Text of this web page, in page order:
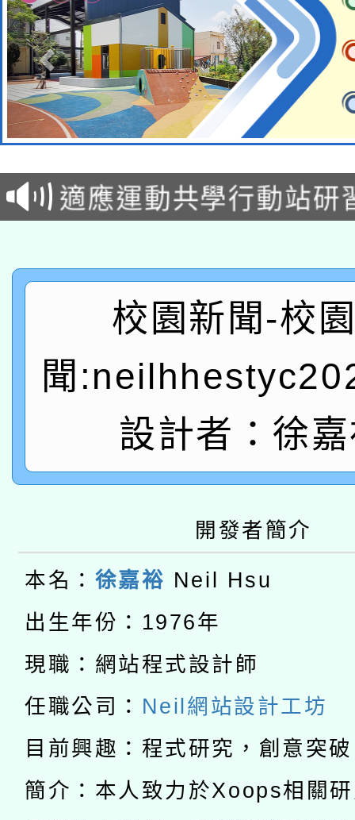
本校115學年度第2次
招甄選結果公告(無人
適應運動共學行動站研
本館辦理115年度閱讀
暨閱讀推動專業研習
科技賦能─人工智慧
礎課程
A3數位素養講師名單
pilot」
有關大陸委員會函釋公
薪期間赴陸應申請許可
轉知經濟部水利署委託
業技術研究院辦理「
用水績優單位及節水達
動」
115年8月22日(星期六
開 智慧啟航」
本校115學年度第2次
招甄選結果公告(無人
招)
適應運動共學行動站研
本館辦理115年度閱讀
暨閱讀推動專業研習
科技賦能─人工智慧
礎課程
A3數位素養講師名單
「數位內容與教學軟體
pilot」
有關大陸委員會函釋公
校園新聞-校
聞
設計者：徐
開發者簡介
本名： 徐嘉裕 Neil Hsu
出生年份：1976年
現職：網站程式設計師
任職公司： Neil網站設計工坊
目前興趣：程式研究，創意突
簡介：本人致力於Xoops相關